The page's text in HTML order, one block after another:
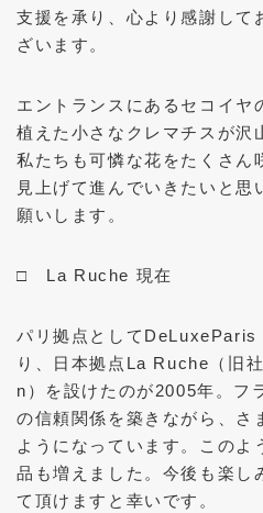
支援を承り、心より感謝して
ざいます。
エントランスにあるセコイヤ
植えた小さなクレマチスが沢
私たちも可憐な花をたくさん
見上げて進んでいきたいと思
願いします。
□ La Ruche 現在
パリ拠点としてDeLuxeParis
り、日本拠点La Ruche（旧
n）を設けたのが2005年。フ
の信頼関係を築きながら、さ
ようになっています。このよ
品も増えました。今後も楽し
て頂けますと幸いです。